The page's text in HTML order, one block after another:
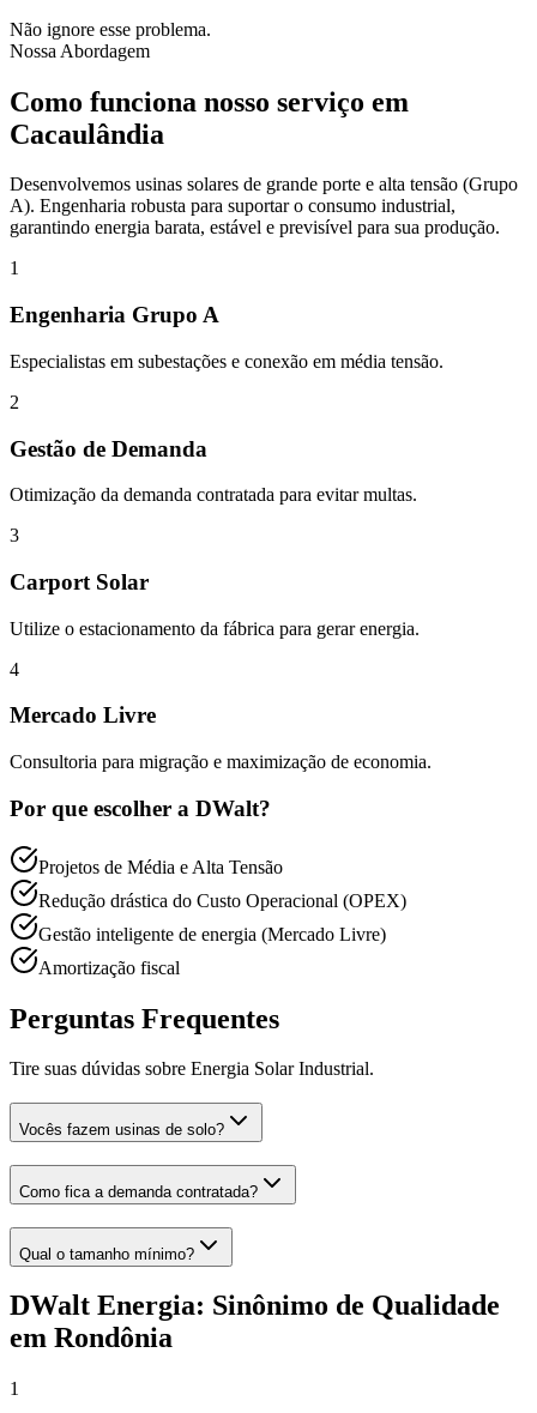
Não ignore esse problema.
Nossa Abordagem
Como funciona nosso serviço em
Cacaulândia
Desenvolvemos usinas solares de grande porte e alta tensão (Grupo
A). Engenharia robusta para suportar o consumo industrial,
garantindo energia barata, estável e previsível para sua produção.
1
Engenharia Grupo A
Especialistas em subestações e conexão em média tensão.
2
Gestão de Demanda
Otimização da demanda contratada para evitar multas.
3
Carport Solar
Utilize o estacionamento da fábrica para gerar energia.
4
Mercado Livre
Consultoria para migração e maximização de economia.
Por que escolher a DWalt?
Projetos de Média e Alta Tensão
Redução drástica do Custo Operacional (OPEX)
Gestão inteligente de energia (Mercado Livre)
Amortização fiscal
Perguntas Frequentes
Tire suas dúvidas sobre Energia Solar Industrial.
Vocês fazem usinas de solo?
Como fica a demanda contratada?
Qual o tamanho mínimo?
DWalt Energia: Sinônimo de Qualidade
em Rondônia
1